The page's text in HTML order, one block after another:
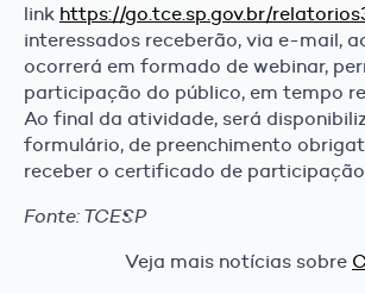
link https://go.tce.sp.gov.br/
interessados receberão, via e-mail,
ocorrerá em formado de webinar,
participação do público, em tempo
Ao final da atividade, será
formulário, de preenchimento
receber o certificado de
Fonte: TCESP
Veja mais notícias sobre